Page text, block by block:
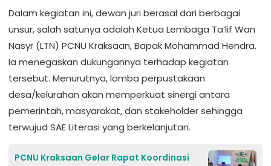
Dalam kegiatan ini, dewan juri berasal dari berbagai
unsur, salah satunya adalah Ketua Lembaga Ta’lif Wan
Nasyr (LTN) PCNU Kraksaan, Bapak Mohammad Hendra.
Ia menegaskan dukungannya terhadap kegiatan
tersebut. Menurutnya, lomba perpustakaan
desa/kelurahan akan memperkuat sinergi antara
pemerintah, masyarakat, dan stakeholder sehingga
terwujud SAE Literasi yang berkelanjutan.
PCNU Kraksaan Gelar Rapat Koordinasi